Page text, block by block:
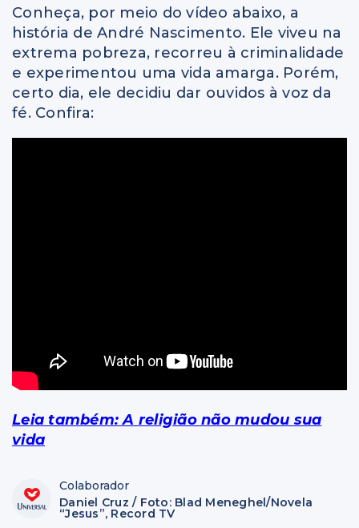
Conheça, por meio do vídeo abaixo, a
história de André Nascimento. Ele viveu na
extrema pobreza, recorreu à criminalidade
e experimentou uma vida amarga. Porém,
certo dia, ele decidiu dar ouvidos à voz da
fé. Confira:
Leia também: A religião não mudou sua
vida
Colaborador
Daniel Cruz / Foto: Blad Meneghel/Novela
“Jesus”, Record TV